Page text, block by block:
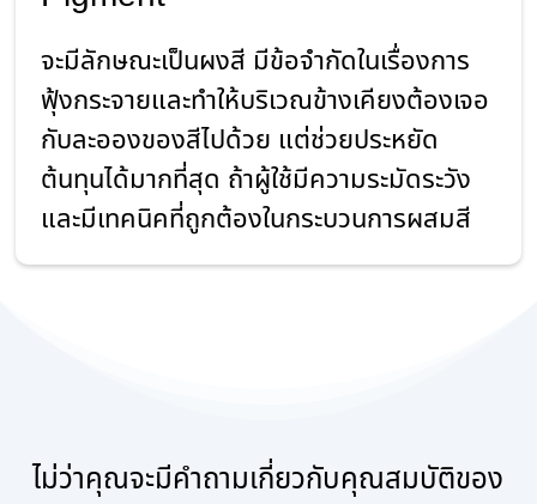
จะมีลักษณะเป็นผงสี มีข้อจำกัดในเรื่องการ
ฟุ้งกระจายและทำให้บริเวณข้างเคียงต้องเจอ
กับละอองของสีไปด้วย แต่ช่วยประหยัด
ต้นทุนได้มากที่สุด ถ้าผู้ใช้มีความระมัดระวัง
และมีเทคนิคที่ถูกต้องในกระบวนการผสมสี
ไม่ว่าคุณจะมีคำถามเกี่ยวกับคุณสมบัติของ